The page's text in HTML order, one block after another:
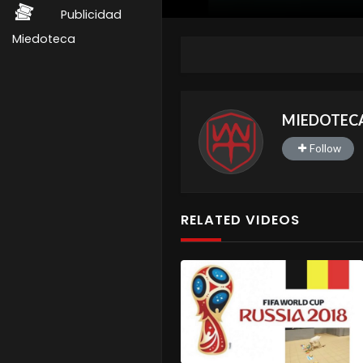
Publicidad
Miedoteca
Follow
RELATED VIDEOS